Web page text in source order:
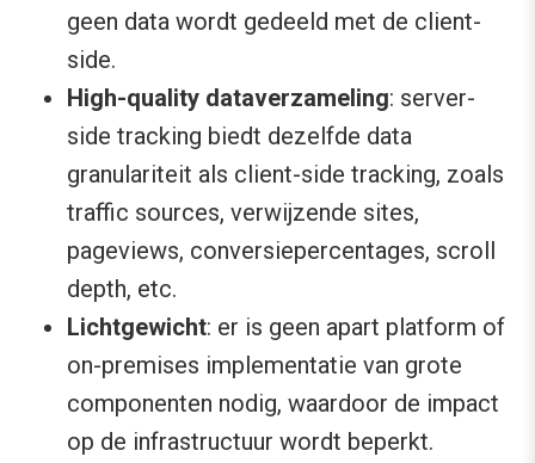
geen data wordt gedeeld met de client-
side.
High-quality dataverzameling: server-
side tracking biedt dezelfde data
granulariteit als client-side tracking, zoals
traffic sources, verwijzende sites,
pageviews, conversiepercentages, scroll
depth, etc.
Lichtgewicht: er is geen apart platform of
on-premises implementatie van grote
componenten nodig, waardoor de impact
op de infrastructuur wordt beperkt.